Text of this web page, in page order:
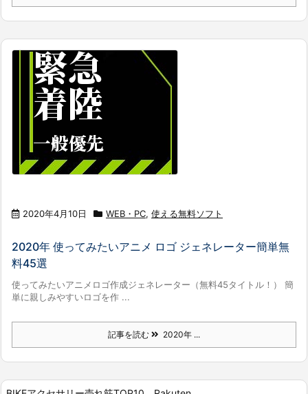
2020年4月10日 WEB・PC, 使える無料ソフト
2020年 使ってみたいアニメ ロゴ ジェネレーター簡単無
料45選
使ってみたいアニメロゴ作成ジェネレーター（無料45タイトル！） 簡
単に親しみやすいロゴを作 ...
記事を読む 2020年 ...